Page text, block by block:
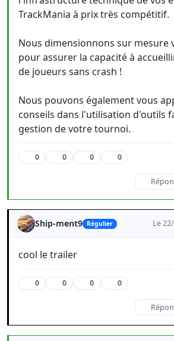
TrackMania à prix très compétitif.
Nous dimensionnons sur mesure
pour assurer la capacité à
de joueurs sans crash !
Nous pouvons également vous
conseils dans l'utilisation d'outils
gestion de votre tournoi.
0 0 0 0
Ship-ment9 Régulier Le
cool le trailer
0 0 0 0